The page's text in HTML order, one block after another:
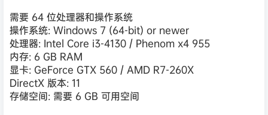
需要 64 位处理器和操作系统
操作系统: Windows 7 (64-bit) or newer
处理器: Intel Core i3-4130 / Phenom x4 955
内存: 6 GB RAM
显卡: GeForce GTX 560 / AMD R7-260X
DirectX 版本: 11
存储空间: 需要 6 GB 可用空间